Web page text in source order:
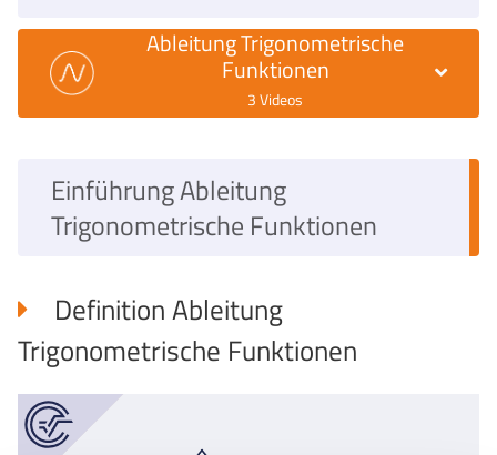
Ableitung Trigonometrische
Funktionen
3 Videos
Einführung Ableitung
Trigonometrische Funktionen
Definition Ableitung
Trigonometrische Funktionen